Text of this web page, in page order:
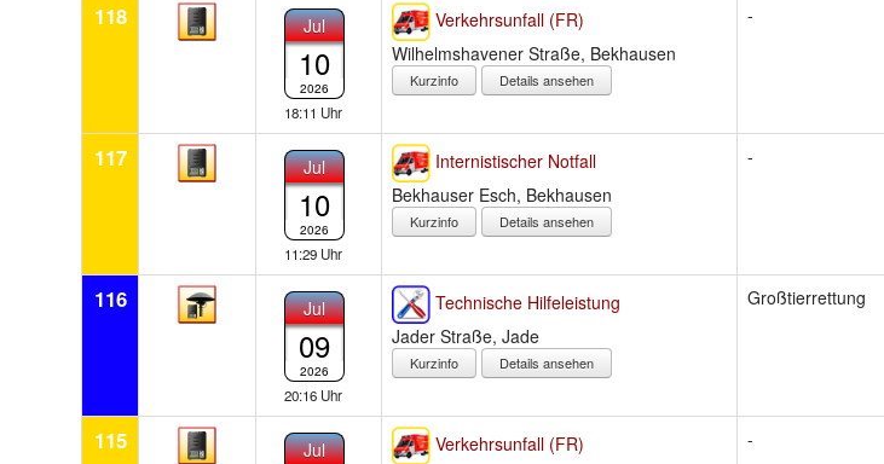
118 Jul
10
2026
18:11 Uhr
Verkehrsunfall (FR)
Wilhelmshavener Straße, Bekhausen
Details ansehen
-
117 Jul
10
2026
11:29 Uhr
Internistischer Notfall
Bekhauser Esch, Bekhausen
Details ansehen
-
116 Jul
09
2026
20:16 Uhr
Technische Hilfeleistung
Jader Straße, Jade
Details ansehen
Großtierrettung
115 Jul
Verkehrsunfall (FR)
-